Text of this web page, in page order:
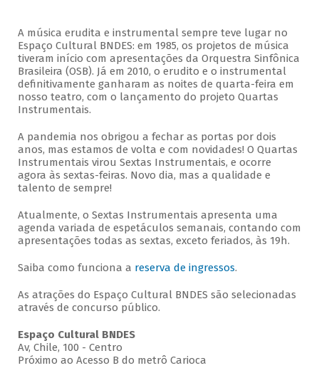
A música erudita e instrumental sempre teve lugar no
Espaço Cultural BNDES: em 1985, os projetos de música
tiveram início com apresentações da Orquestra Sinfônica
Brasileira (OSB). Já em 2010, o erudito e o instrumental
definitivamente ganharam as noites de quarta-feira em
nosso teatro, com o lançamento do projeto Quartas
Instrumentais.
A pandemia nos obrigou a fechar as portas por dois
anos, mas estamos de volta e com novidades! O Quartas
Instrumentais virou Sextas Instrumentais, e ocorre
agora às sextas-feiras. Novo dia, mas a qualidade e
talento de sempre!
Atualmente, o Sextas Instrumentais apresenta uma
agenda variada de espetáculos semanais, contando com
apresentações todas as sextas, exceto feriados, às 19h.
Saiba como funciona a reserva de ingressos.
As atrações do Espaço Cultural BNDES são selecionadas
através de concurso público.
Espaço Cultural BNDES
Av, Chile, 100 - Centro
Próximo ao Acesso B do metrô Carioca